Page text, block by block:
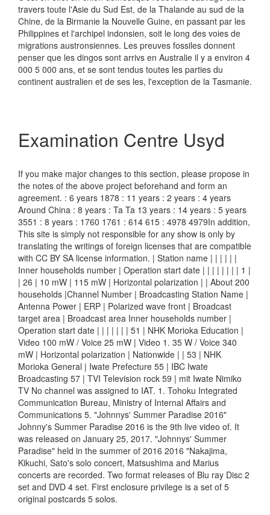
travers toute l'Asie du Sud Est, de la Thalande au sud de la
Chine, de la Birmanie la Nouvelle Guine, en passant par les
Philippines et l'archipel indonsien, soit le long des voies de
migrations austronsiennes. Les preuves fossiles donnent
penser que les dingos sont arrivs en Australie il y a environ 4
000 5 000 ans, et se sont tendus toutes les parties du
continent australien et de ses les, l'exception de la Tasmanie.
Examination Centre Usyd
If you make major changes to this section, please propose in
the notes of the above project beforehand and form an
agreement. : 6 years 1878 : 11 years : 2 years : 4 years
Around China : 8 years : Ta Ta 13 years : 14 years : 5 years
3551 : 8 years : 1760 1761 : 614 615 : 4978 4979In addition,
This site is simply not responsible for any show is only by
translating the writings of foreign licenses that are compatible
with CC BY SA license information. | Station name | | | | | |
Inner households number | Operation start date | | | | | | | | 1 |
| 26 | 10 mW | 115 mW | Horizontal polarization | | About 200
households |Channel Number | Broadcasting Station Name |
Antenna Power | ERP | Polarized wave front | Broadcast
target area | Broadcast area Inner households number |
Operation start date | | | | | | | 51 | NHK Morioka Education |
Video 100 mW / Voice 25 mW | Video 1. 35 W / Voice 340
mW | Horizontal polarization | Nationwide | | 53 | NHK
Morioka General | Iwate Prefecture 55 | IBC Iwate
Broadcasting 57 | TVI Television rock 59 | mit Iwate Nimiko
TV No channel was assigned to IAT. 1. Tohoku Integrated
Communication Bureau, Ministry of Internal Affairs and
Communications 5. "Johnnys' Summer Paradise 2016"
Johnny's Summer Paradise 2016 is the 9th live video of. It
was released on January 25, 2017. "Johnnys' Summer
Paradise" held in the summer of 2016 2016 "Nakajima,
Kikuchi, Sato's solo concert, Matsushima and Marius
concerts are recorded. Two format releases of Blu ray Disc 2
set and DVD 4 set. First enclosure privilege is a set of 5
original postcards 5 solos.